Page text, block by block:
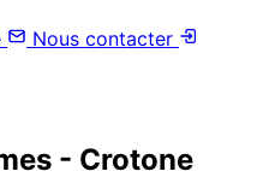
Nous contacter
- Crotone